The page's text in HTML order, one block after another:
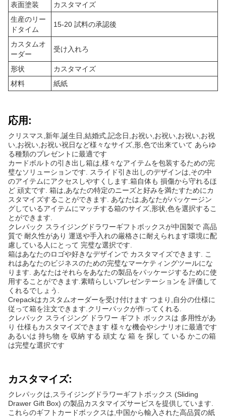
表面塗装
カスタマイズ
生産のリー
ドタイム
15-20 試料の承認後
カスタムオ
ーダー
受け入れろ
形状
カスタマイズ
材料
紙紙
応用:
クリスマス,新年,誕生日,結婚式,記念日,お祝い,お祝い,お祝い,お祝
い,お祝い,お祝い祝日など様々なサイズ,形,色で出来ていて あらゆ
る種類のプレゼントに最適です
カードボルトの引き出し箱は,様々なアイテムを包装するための完
璧なソリューションです. スライド引き出しのデザインは,その中
のアイテムにアクセスしやすくします.箱自体も 損傷から守れるほ
ど 頑丈です. 箱は,あなたの特定のニーズと好みを満たすためにカ
スタマイズすることができます. あなたは,あなたがパッケージン
グしているアイテムにマッチする箱のサイズ,形状,色を選択するこ
とができます.
クレパック スライジングドラワーギフトボックスが中国製で 高品
質で 耐久性があり 運送や手入れの厳格さに耐えられます環境に配
慮している人にとって 完璧な選択です.
箱はあなたのロゴや好きなデザインで カスタマイズできます. こ
れはあなたのビジネスのための完璧なマーケティングツールにな
ります. あなたはそれらをあなたの製品をパッケージするために使
用することができます.素晴らしいプレゼンテーションを 評価して
くれるでしょう.
Crepackはカスタムオーダーを受け付けます つまり,自分の仕様に
従って箱を注文できます.クリーパックが作ってくれる.
クレパック スライジング ドラワー ギフト ボックスは 多用性があ
り 仕様もカスタマイズできます 様々な機会やシナリオに最適です
あるいは 持ち物 を 収納 する 頑丈 な 箱 を 探し て いる かこの箱
は完璧な選択です
カスタマイズ:
クレパックは,スライジングドラワーギフトボックス (Sliding
Drawer Gift Box) の製品カスタマイズサービスを提供しています.
これらのギフトカードボックスは,中国から輸入された高品質の紙